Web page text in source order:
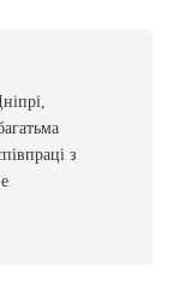
з